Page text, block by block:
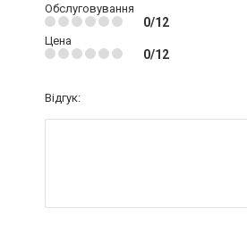
Обслуговування
0/12
Цена
0/12
Відгук: